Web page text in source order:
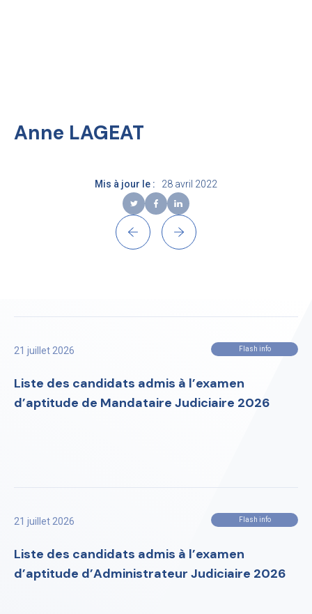
Anne LAGEAT
Mis à jour le : 28 avril 2022
21 juillet 2026 Flash info
Liste des candidats admis à l’examen
d’aptitude de Mandataire Judiciaire 2026
21 juillet 2026 Flash info
Liste des candidats admis à l’examen
d’aptitude d’Administrateur Judiciaire 2026